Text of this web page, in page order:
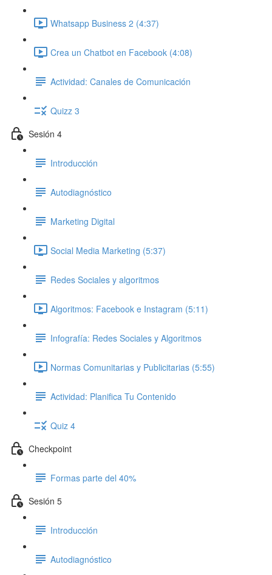
Whatsapp Business 2 (4:37)
Crea un Chatbot en Facebook (4:08)
Actividad: Canales de Comunicación
Quizz 3
Sesión 4
Introducción
Autodiagnóstico
Marketing Digital
Social Media Marketing (5:37)
Redes Sociales y algoritmos
Algoritmos: Facebook e Instagram (5:11)
Infografía: Redes Sociales y Algoritmos
Normas Comunitarias y Publicitarias (5:55)
Actividad: Planifica Tu Contenido
Quiz 4
Checkpoint
Formas parte del 40%
Sesión 5
Introducción
Autodiagnóstico